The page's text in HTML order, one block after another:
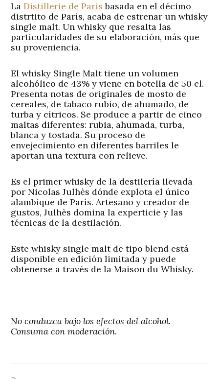
LaDistillerie de Paris basada en el décimo
distrtito de París, acaba de estrenar un whisky
single malt. Un whisky que resalta las
particularidades de su elaboración, más que
su proveniencia.
El whisky Single Malt tiene un volumen
alcohólico de 43% y viene en botella de 50 cl.
Presenta notas de originales de mosto de
cereales, de tabaco rubio, de ahumado, de
turba y cítricos. Se produce a partir de cinco
maltas diferentes: rubia, ahumada, turba,
blanca y tostada. Su proceso de
envejecimiento en diferentes barriles le
aportan una textura con relieve.
Es el primer whisky de la destilería llevada
por Nicolas Julhès dónde explota el único
alambique de París. Artesano y creador de
gustos, Julhès domina la experticie y las
técnicas de la destilación.
Este whisky single malt de tipo blend está
disponible en edición limitada y puede
obtenerse a través de la Maison du Whisky.
No conduzca bajo los efectos del alcohol.
Consuma con moderación.